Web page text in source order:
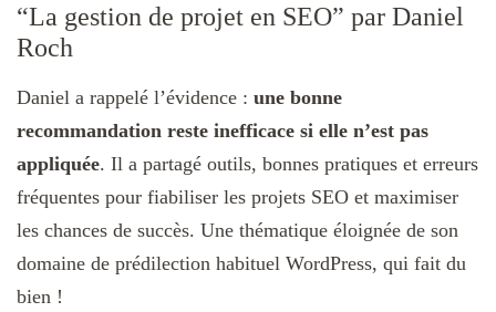
“La gestion de projet en SEO” par Daniel
Roch
Daniel a rappelé l’évidence : une bonne
recommandation reste inefficace si elle n’est pas
appliquée. Il a partagé outils, bonnes pratiques et erreurs
fréquentes pour fiabiliser les projets SEO et maximiser
les chances de succès. Une thématique éloignée de son
domaine de prédilection habituel WordPress, qui fait du
bien !